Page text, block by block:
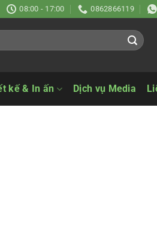
08:00 - 17:00 0862866119
kế & In ấn Dịch vụ Media